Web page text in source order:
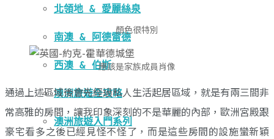
北領地 & 愛麗絲泉
南澳 & 阿德雷德
西澳 & 伯斯
澳洲旅遊全攻略
澳洲旅遊入門系列
顏色很特別
應該是家族成員肖像
通過上述區域後會先經過私人生活起居區域，就是有兩三間非
常高雅的房間，讓我印象深刻的不是華麗的內部，歐洲宮殿跟
豪宅看多之後已經見怪不怪了，而是這些房間的設施蠻新穎